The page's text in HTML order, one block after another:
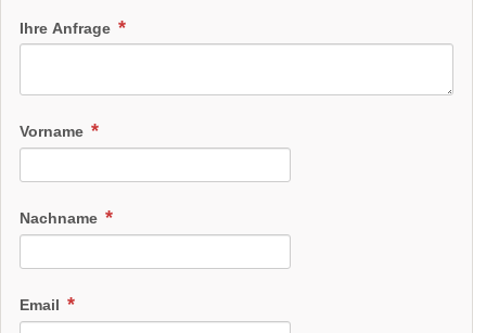
Ihre Anfrage
Vorname
Nachname
Email